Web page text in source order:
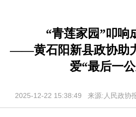
“青莲家园”叩响
——黄石阳新县政协助
爱“最后一
2025-12-22 15:38:49 来源:人民政协